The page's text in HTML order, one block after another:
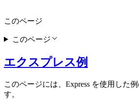
エクスプレス例
このページには、Express を使用した
す。
このページ
このページ